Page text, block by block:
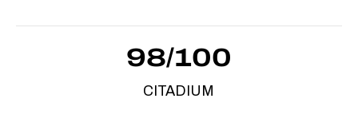
98/100
CITADIUM